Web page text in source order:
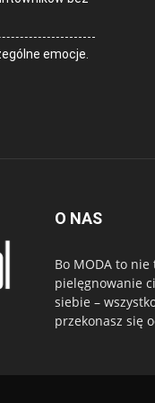
emocje.
O NAS
Bo MODA to
pielęgnowanie
siebie –
przekonasz się